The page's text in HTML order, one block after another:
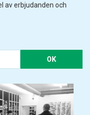
av erbjudanden och
OK